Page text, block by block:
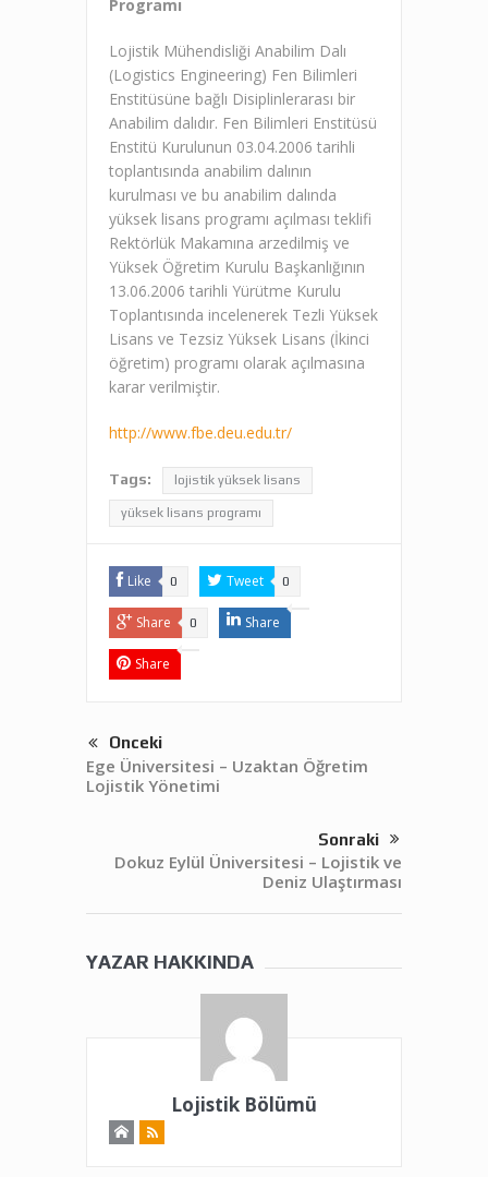
Programı
Lojistik Mühendisliği Anabilim Dalı
(Logistics Engineering) Fen Bilimleri
Enstitüsüne bağlı Disiplinlerarası bir
Anabilim dalıdır. Fen Bilimleri Enstitüsü
Enstitü Kurulunun 03.04.2006 tarihli
toplantısında anabilim dalının
kurulması ve bu anabilim dalında
yüksek lisans programı açılması teklifi
Rektörlük Makamına arzedilmiş ve
Yüksek Öğretim Kurulu Başkanlığının
13.06.2006 tarihli Yürütme Kurulu
Toplantısında incelenerek Tezli Yüksek
Lisans ve Tezsiz Yüksek Lisans (İkinci
öğretim) programı olarak açılmasına
karar verilmiştir.
http://www.fbe.deu.edu.tr/
Tags: lojistik yüksek lisans
yüksek lisans programı
Like 0 Tweet 0
Share 0 Share
Share
Önceki
Ege Üniversitesi – Uzaktan Öğretim
Lojistik Yönetimi
Sonraki
Dokuz Eylül Üniversitesi – Lojistik ve
Deniz Ulaştırması
YAZAR HAKKINDA
Lojistik Bölümü